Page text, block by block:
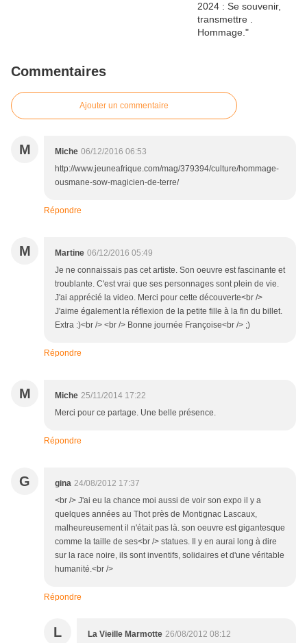
Commentaires
Ajouter un commentaire
M Miche 06/12/2016 06:53
http://www.jeuneafrique.com/mag/379394/culture/hommage-
ousmane-sow-magicien-de-terre/
Répondre
M Martine 06/12/2016 05:49
Je ne connaissais pas cet artiste. Son oeuvre est fascinante et
troublante. C'est vrai que ses personnages sont plein de vie.
J'ai apprécié la video. Merci pour cette découverte<br />
J'aime également la réflexion de la petite fille à la fin du billet.
Extra :)<br /> <br /> Bonne journée Françoise<br /> ;)
Répondre
M Miche 25/11/2014 17:22
Merci pour ce partage. Une belle présence.
Répondre
G gina 24/08/2012 17:37
<br /> J'ai eu la chance moi aussi de voir son expo il y a
quelques années au Thot près de Montignac Lascaux,
malheureusement il n'était pas là. son oeuvre est gigantesque
comme la taille de ses<br /> statues. Il y en aurai long à dire
sur la race noire, ils sont inventifs, solidaires et d'une véritable
humanité.<br />
Répondre
L La Vieille Marmotte 26/08/2012 08:12